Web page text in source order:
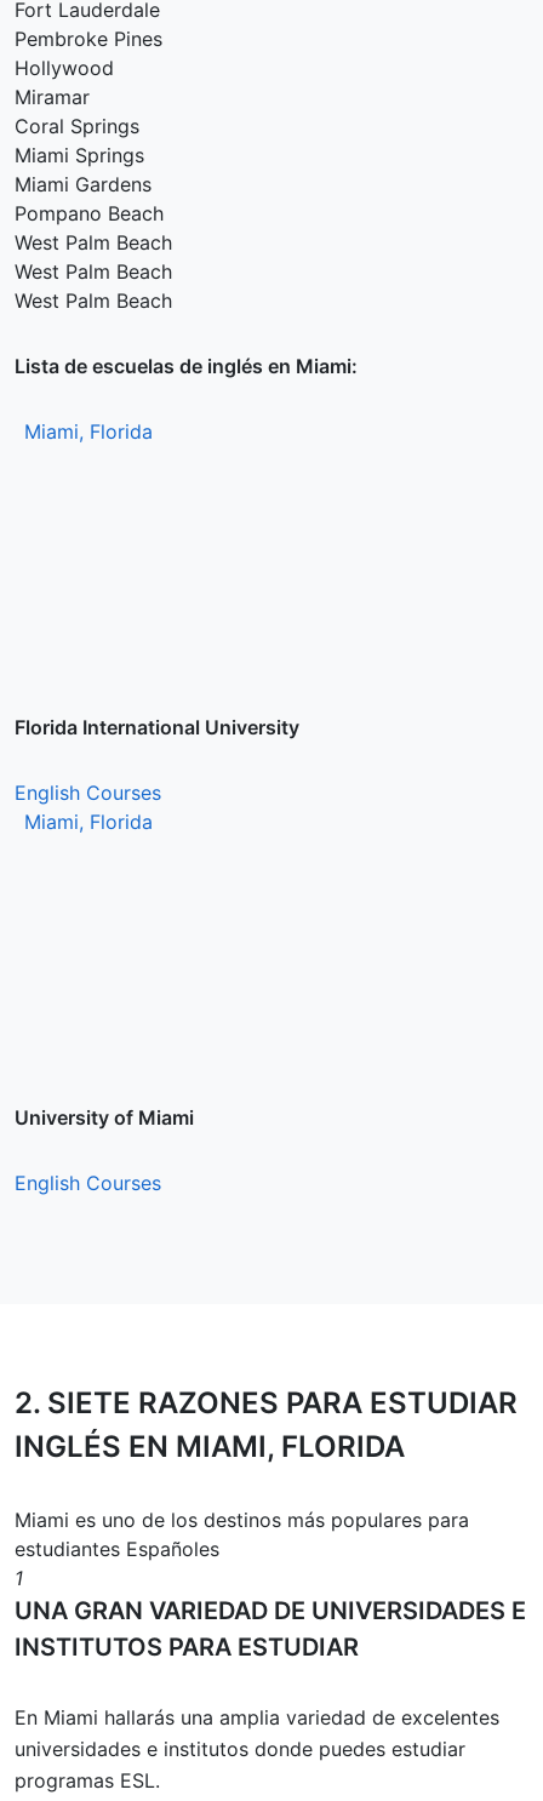
Fort Lauderdale
Pembroke Pines
Hollywood
Miramar
Coral Springs
Miami Springs
Miami Gardens
Pompano Beach
West Palm Beach
West Palm Beach
West Palm Beach
Lista de escuelas de inglés en Miami:
Miami, Florida
Florida International University
English Courses
Miami, Florida
University of Miami
English Courses
2. SIETE RAZONES PARA ESTUDIAR
INGLÉS EN MIAMI, FLORIDA
Miami es uno de los destinos más populares para
estudiantes Españoles
1
UNA GRAN VARIEDAD DE UNIVERSIDADES E
INSTITUTOS PARA ESTUDIAR
En Miami hallarás una amplia variedad de excelentes
universidades e institutos donde puedes estudiar
programas ESL.